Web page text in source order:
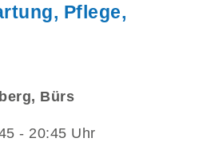
Pflege,
Bürs
- 20:45 Uhr